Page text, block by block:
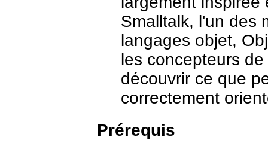
Smalltalk, l'un des
langages objet,
les concepteurs
découvrir ce que
correctement
Prérequis